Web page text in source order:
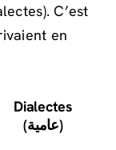
C’est
en
Dialectes
(عامية)